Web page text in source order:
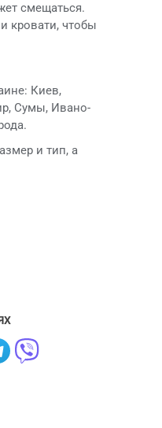
смещаться.
кровати, чтобы
Киев,
Сумы, Ивано-
и тип, а